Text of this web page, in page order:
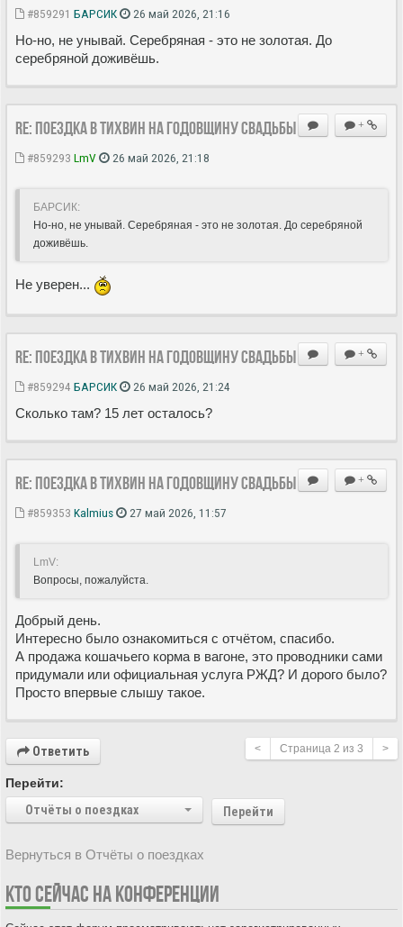
#859291 БАРСИК 26 май 2026, 21:16
Но-но, не унывай. Серебряная - это не золотая. До
серебряной доживёшь.
+
Re: Поездка в Тихвин на годовщину свадьбы
#859293 LmV 26 май 2026, 21:18
БАРСИК:
Но-но, не унывай. Серебряная - это не золотая. До серебряной
доживёшь.
Не уверен...
+
Re: Поездка в Тихвин на годовщину свадьбы
#859294 БАРСИК 26 май 2026, 21:24
Сколько там? 15 лет осталось?
+
Re: Поездка в Тихвин на годовщину свадьбы
#859353 Kalmius 27 май 2026, 11:57
LmV:
Вопросы, пожалуйста.
Добрый день.
Интересно было ознакомиться с отчётом, спасибо.
А продажа кошачьего корма в вагоне, это проводники сами
придумали или официальная услуга РЖД? И дорого было?
Просто впервые слышу такое.
Ответить < Страница 2 из 3 >
Перейти:
Отчёты о поездках
Перейти
Вернуться в Отчёты о поездках
КТО СЕЙЧАС НА КОНФЕРЕНЦИИ